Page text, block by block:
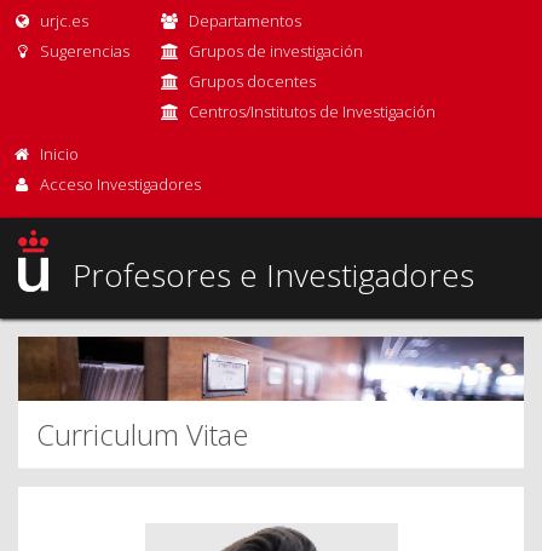
urjc.es
Sugerencias
Departamentos
Grupos de investigación
Grupos docentes
Centros/Institutos de Investigación
Inicio
Acceso Investigadores
Profesores e Investigadores
Curriculum Vitae